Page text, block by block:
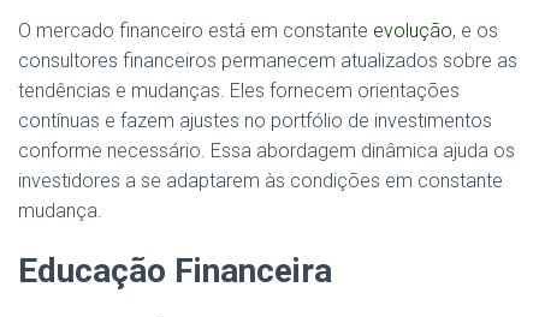
O mercado financeiro está em constante evolução, e os
consultores financeiros permanecem atualizados sobre as
tendências e mudanças. Eles fornecem orientações
contínuas e fazem ajustes no portfólio de investimentos
conforme necessário. Essa abordagem dinâmica ajuda os
investidores a se adaptarem às condições em constante
mudança.
Educação Financeira